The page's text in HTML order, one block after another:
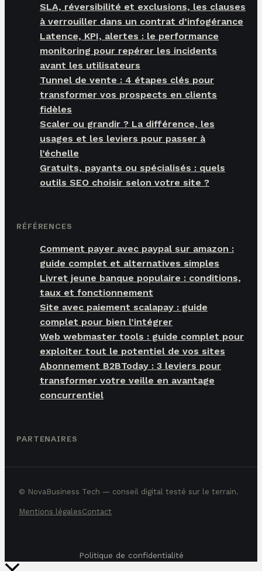
SLA, réversibilité et exclusions, les clauses
à verrouiller dans un contrat d’infogérance
Latence, KPI, alertes : le performance
monitoring pour repérer les incidents
avant les utilisateurs
Tunnel de vente : 4 étapes clés pour
transformer vos prospects en clients
fidèles
Scaler ou grandir ? La différence, les
usages et les leviers pour passer à
l’échelle
Gratuits, payants ou spécialisés : quels
outils SEO choisir selon votre site ?
RÉFÉRENCES
Comment payer avec paypal sur amazon :
guide complet et alternatives simples
Livret jeune banque populaire : conditions,
taux et fonctionnement
Site avec paiement scalapay : guide
complet pour bien l’intégrer
Web webmaster tools : guide complet pour
exploiter tout le potentiel de vos sites
Abonnement B2BToday : 3 leviers pour
transformer votre veille en avantage
concurrentiel
PARTENAIRES
© NovaBusiness Tech — conseil digital testé sur le terrain.
Mentions légalesContact
Politique de confidentialité